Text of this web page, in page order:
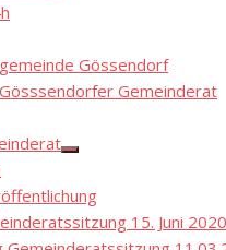
Gössendorf
Gemeinderat
Show
menu
15. Juni